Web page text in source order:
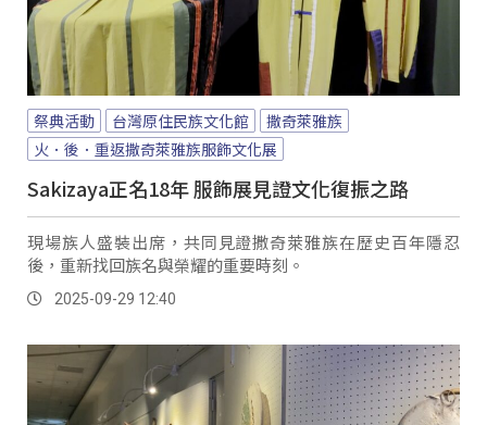
祭典活動 台灣原住民族文化館
撒奇萊雅族
火．後．重返撒奇萊雅族服飾文化展
Sakizaya正名18年 服飾展見證文化復振之路
現場族人盛裝出席，共同見證撒奇萊雅族在歷史百年隱忍
後，重新找回族名與榮耀的重要時刻。
2025-09-29 12:40